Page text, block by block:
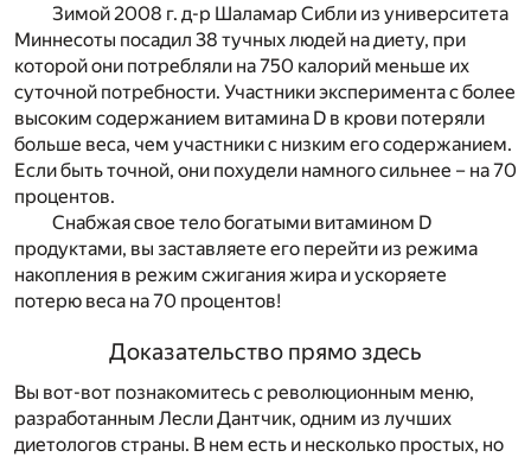
Зимой 2008 г. д-р Шаламар Сибли из университета
Миннесоты посадил 38 тучных людей на диету, при
которой они потребляли на 750 калорий меньше их
суточной потребности. Участники эксперимента с более
высоким содержанием витамина D в крови потеряли
больше веса, чем участники с низким его содержанием.
Если быть точной, они похудели намного сильнее – на 70
процентов.
Снабжая свое тело богатыми витамином D
продуктами, вы заставляете его перейти из режима
накопления в режим сжигания жира и ускоряете
потерю веса на 70 процентов!
Доказательство прямо здесь
Вы вот-вот познакомитесь с революционным меню,
разработанным Лесли Дантчик, одним из лучших
диетологов страны. В нем есть и несколько простых, но